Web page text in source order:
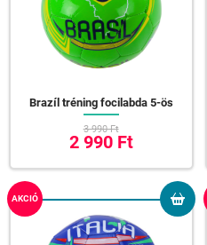
Brazíl tréning focilabda 5-ös
3 990 Ft
2 990 Ft
AKCIÓ